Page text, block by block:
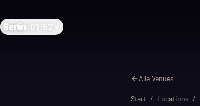
Berlin 01:52
Alle Venues
Start / Locations /